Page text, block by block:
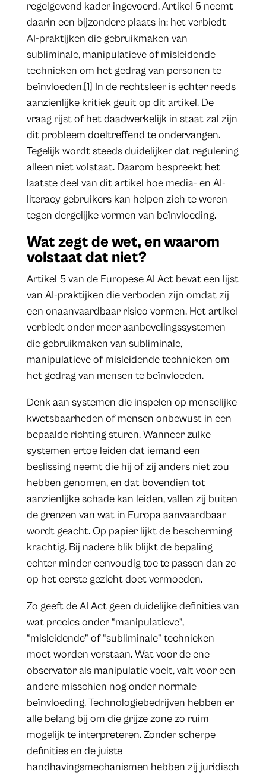
regelgevend kader ingevoerd. Artikel 5 neemt
daarin een bijzondere plaats in: het verbiedt
AI-praktijken die gebruikmaken van
subliminale, manipulatieve of misleidende
technieken om het gedrag van personen te
beïnvloeden.[1] In de rechtsleer is echter reeds
aanzienlijke kritiek geuit op dit artikel. De
vraag rijst of het daadwerkelijk in staat zal zijn
dit probleem doeltreffend te ondervangen.
Tegelijk wordt steeds duidelijker dat regulering
alleen niet volstaat. Daarom bespreekt het
laatste deel van dit artikel hoe media- en AI-
literacy gebruikers kan helpen zich te weren
tegen dergelijke vormen van beïnvloeding.
Wat zegt de wet, en waarom
volstaat dat niet?
Artikel 5 van de Europese AI Act bevat een lijst
van AI-praktijken die verboden zijn omdat zij
een onaanvaardbaar risico vormen. Het artikel
verbiedt onder meer aanbevelingssystemen
die gebruikmaken van subliminale,
manipulatieve of misleidende technieken om
het gedrag van mensen te beïnvloeden.
Denk aan systemen die inspelen op menselijke
kwetsbaarheden of mensen onbewust in een
bepaalde richting sturen. Wanneer zulke
systemen ertoe leiden dat iemand een
beslissing neemt die hij of zij anders niet zou
hebben genomen, en dat bovendien tot
aanzienlijke schade kan leiden, vallen zij buiten
de grenzen van wat in Europa aanvaardbaar
wordt geacht. Op papier lijkt de bescherming
krachtig. Bij nadere blik blijkt de bepaling
echter minder eenvoudig toe te passen dan ze
op het eerste gezicht doet vermoeden.
Zo geeft de AI Act geen duidelijke definities van
wat precies onder “manipulatieve”,
“misleidende” of “subliminale” technieken
moet worden verstaan. Wat voor de ene
observator als manipulatie voelt, valt voor een
andere misschien nog onder normale
beïnvloeding. Technologiebedrijven hebben er
alle belang bij om die grijze zone zo ruim
mogelijk te interpreteren. Zonder scherpe
definities en de juiste
handhavingsmechanismen hebben zij juridisch